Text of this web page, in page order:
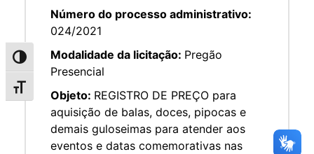
Alternar alto contraste
Alternar tamanho da fonte
Número do processo administrativo:
024/2021
Modalidade da licitação: Pregão
Presencial
Objeto: REGISTRO DE PREÇO para
aquisição de balas, doces, pipocas e
demais guloseimas para atender aos
eventos e datas comemorativas nas